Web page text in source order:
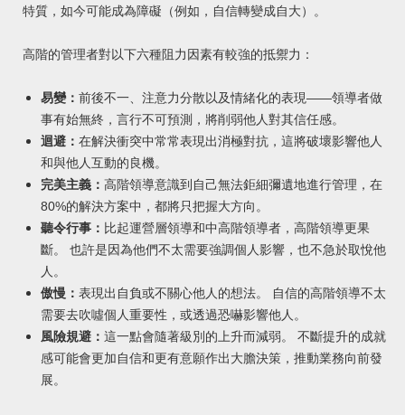
特質，如今可能成為障礙（例如，自信轉變成自大）。
高階的管理者對以下六種阻力因素有較強的抵禦力：
易變： 前後不一、注意力分散以及情緒化的表現——領導者做
事有始無終，言行不可預測，將削弱他人對其信任感。
迴避： 在解決衝突中常常表現出消極對抗，這將破壞影響他人
和與他人互動的良機。
完美主義： 高階領導意識到自己無法鉅細彌遺地進行管理，在
80%的解決方案中，都將只把握大方向。
聽令行事： 比起運營層領導和中高階領導者，高階領導更果
斷。 也許是因為他們不太需要強調個人影響，也不急於取悅他
人。
傲慢： 表現出自負或不關心他人的想法。 自信的高階領導不太
需要去吹噓個人重要性，或透過恐嚇影響他人。
風險規避： 這一點會隨著級別的上升而減弱。 不斷提升的成就
感可能會更加自信和更有意願作出大膽決策，推動業務向前發
展。